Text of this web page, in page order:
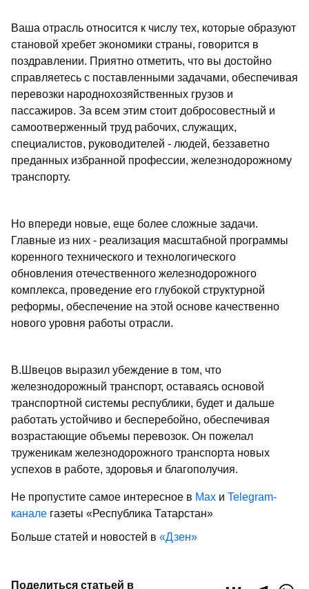
Ваша отрасль относится к числу тех, которые образуют
становой хребет экономики страны, говорится в
поздравлении. Приятно отметить, что вы достойно
справляетесь с поставленными задачами, обеспечивая
перевозки народнохозяйственных грузов и
пассажиров. За всем этим стоит добросовестный и
самоотверженный труд рабочих, служащих,
специалистов, руководителей - людей, беззаветно
преданных избранной профессии, железнодорожному
транспорту.
Но впереди новые, еще более сложные задачи.
Главные из них - реализация масштабной программы
коренного технического и технологического
обновления отечественного железнодорожного
комплекса, проведение его глубокой структурной
реформы, обеспечение на этой основе качественно
нового уровня работы отрасли.
В.Швецов выразил убеждение в том, что
железнодорожный транспорт, оставаясь основой
транспортной системы республики, будет и дальше
работать устойчиво и бесперебойно, обеспечивая
возрастающие объемы перевозок. Он пожелал
труженикам железнодорожного транспорта новых
успехов в работе, здоровья и благополучия.
Не пропустите самое интересное в Max и Telegram-
канале газеты «Республика Татарстан»
Больше статей и новостей в «Дзен»
Поделиться статьей в